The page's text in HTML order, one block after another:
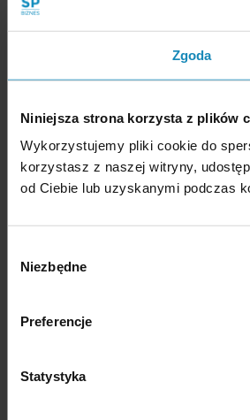
Zgoda
Niniejsza strona korzysta z plików
Wykorzystujemy pliki cookie do
korzystasz z naszej witryny,
od Ciebie lub uzyskanymi podczas
zgody
Niezbędne
Preferencje
Statystyka